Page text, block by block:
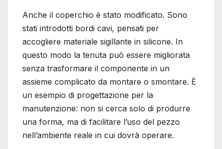
Anche il coperchio è stato modificato. Sono
stati introdotti bordi cavi, pensati per
accogliere materiale sigillante in silicone. In
questo modo la tenuta può essere migliorata
senza trasformare il componente in un
assieme complicato da montare o smontare. È
un esempio di progettazione per la
manutenzione: non si cerca solo di produrre
una forma, ma di facilitare l’uso del pezzo
nell’ambiente reale in cui dovrà operare.